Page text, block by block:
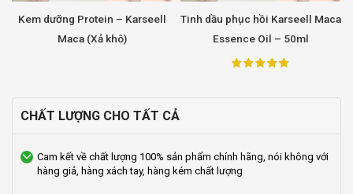
Kem dưỡng Protein – Karseell
Maca (Xả khô)
Tinh dầu phục hồi Karseell Maca
Essence Oil – 50ml
CHẤT LƯỢNG CHO TẤT CẢ
Cam kết về chất lượng 100% sản phẩm chính hãng, nói không với
hàng giả, hàng xách tay, hàng kém chất lượng